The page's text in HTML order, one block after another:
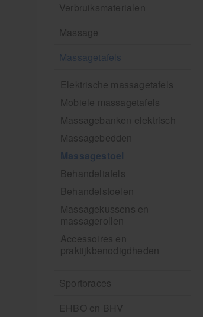
Verbruiksmaterialen
Massage
Massagetafels
Elektrische massagetafels
Mobiele massagetafels
Massagebanken elektrisch
Massagebedden
Massagestoel
Behandeltafels
Behandelstoelen
Massagekussens en
massagerollen
Accessoires en
praktijkbenodigdheden
Sportbraces
EHBO en BHV